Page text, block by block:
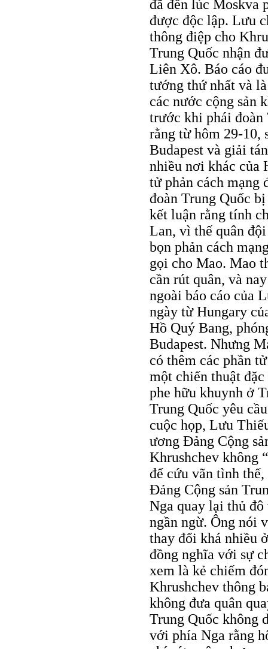
đã đến lúc Moskva
được độc lập. Lưu
thông điệp cho
Trung Quốc nhận
Liên Xô. Báo cáo
tướng thứ nhất và
các nước cộng sản
trước khi phái đoàn
rằng từ hôm 29-10,
Budapest và giải
nhiều nơi khác của
tử phản cách mạng
đoàn Trung Quốc
kết luận rằng tính
Lan, vì thế quân
bọn phản cách
gọi cho Mao. Mao
cần rút quân, và
ngoài báo cáo của
ngày từ Hungary
Hồ Quý Bang,
Budapest. Nhưng
có thêm các phần
một chiến thuật
phe hữu khuynh ở
Trung Quốc yêu
cuộc họp, Lưu
ương Đảng Cộng
Khrushchev không
để cứu vãn tình
Đảng Cộng sản
Nga quay lại thủ
ngần ngừ. Ông nói
thay đổi khá nhiều
đồng nghĩa với sự
xem là kẻ chiếm
Khrushchev thông
không đưa quân
Trung Quốc không
với phía Nga rằng